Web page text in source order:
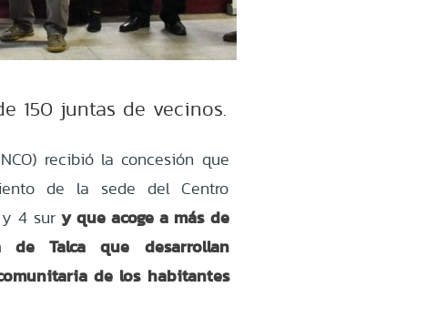
150 juntas de vecinos.
recibió la concesión que
de la sede del Centro
4 sur y que acoge a más de
Talca que desarrollan
de los habitantes